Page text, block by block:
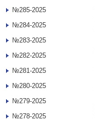
№285-2025
№284-2025
№283-2025
№282-2025
№281-2025
№280-2025
№279-2025
№278-2025